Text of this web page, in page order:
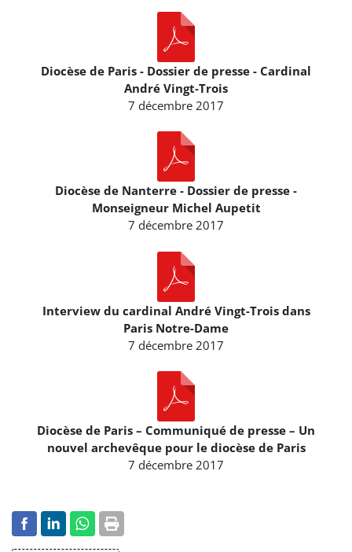
Diocèse de Paris - Dossier de presse - Cardinal
André Vingt-Trois
7 décembre 2017
Diocèse de Nanterre - Dossier de presse -
Monseigneur Michel Aupetit
7 décembre 2017
Interview du cardinal André Vingt-Trois dans
Paris Notre-Dame
7 décembre 2017
Diocèse de Paris – Communiqué de presse – Un
nouvel archevêque pour le diocèse de Paris
7 décembre 2017